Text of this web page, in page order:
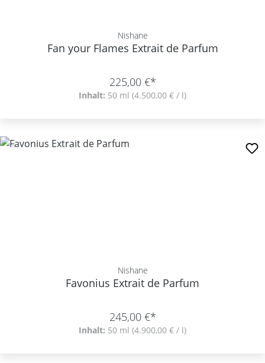
Nishane
Fan your Flames Extrait de Parfum
225,00 €*
Inhalt: 50 ml (4.500,00 € / l)
Nishane
Favonius Extrait de Parfum
245,00 €*
Inhalt: 50 ml (4.900,00 € / l)